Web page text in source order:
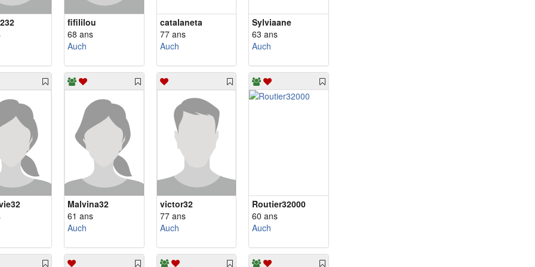
fifililou
68 ans
Auch
catalaneta
77 ans
Auch
Sylviaane
63 ans
Auch
Malvina32
61 ans
Auch
victor32
77 ans
Auch
Routier32000
60 ans
Auch